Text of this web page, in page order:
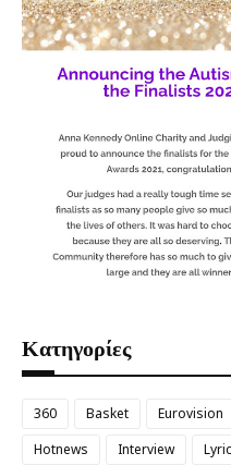
Κατηγορίες
360 Basket Eurovision
Hotnews
Interview